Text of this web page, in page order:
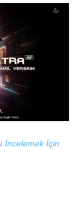
İncelemek İçin